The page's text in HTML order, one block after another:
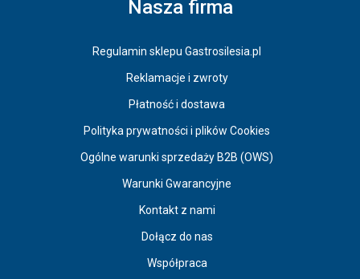
Nasza firma
Regulamin sklepu Gastrosilesia.pl
Reklamacje i zwroty
Płatność i dostawa
Polityka prywatności i plików Cookies
Ogólne warunki sprzedaży B2B (OWS)
Warunki Gwarancyjne
Kontakt z nami
Dołącz do nas
Współpraca